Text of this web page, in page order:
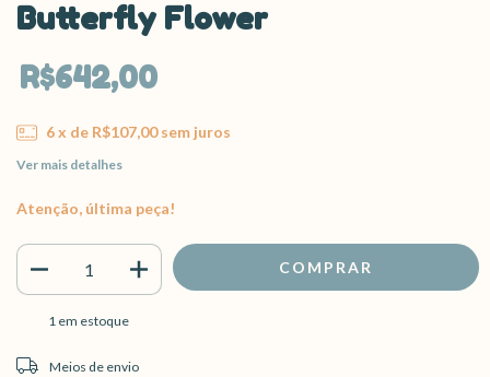
Butterfly Flower
R$642,00
6x de R$107,00 sem juros
Ver mais detalhes
Atenção, última peça!
1 em estoque
Entregas para o CEP:
Meios de envio